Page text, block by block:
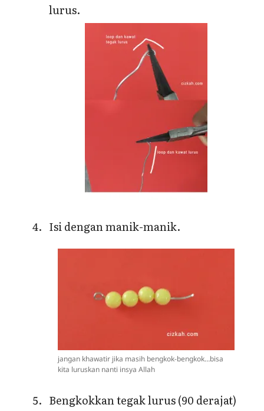
lurus.
Isi dengan manik-manik.
jangan khawatir jika masih bengkok-bengkok…bisa
kita luruskan nanti insya Allah
Bengkokkan tegak lurus (90 derajat)